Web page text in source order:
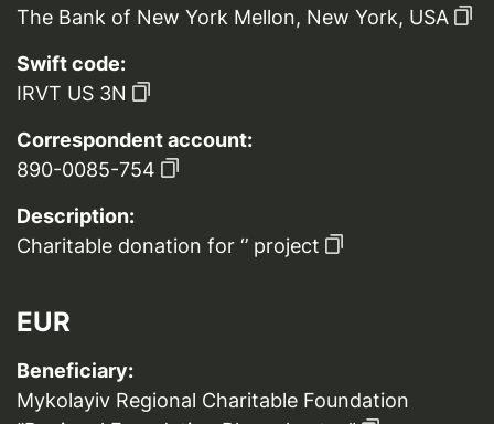
The Bank of New York Mellon, New York, USA
Swift code:
IRVT US 3N
Correspondent account:
890-0085-754
Description:
Charitable donation for ‘’ project
EUR
Beneficiary:
Mykolayiv Regional Charitable Foundation